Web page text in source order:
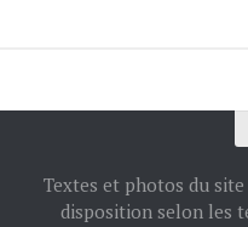
Textes et photos du
disposition selon les